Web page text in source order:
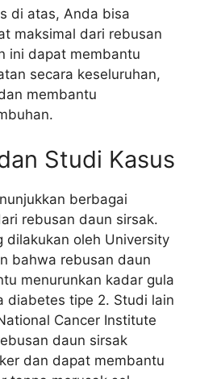
di atas, Anda bisa
maksimal dari rebusan
ini dapat membantu
secara keseluruhan,
membantu
Studi Kasus
berbagai
rebusan daun sirsak.
dilakukan oleh University
bahwa rebusan daun
menurunkan kadar gula
diabetes tipe 2. Studi lain
Cancer Institute
daun sirsak
dan dapat membantu